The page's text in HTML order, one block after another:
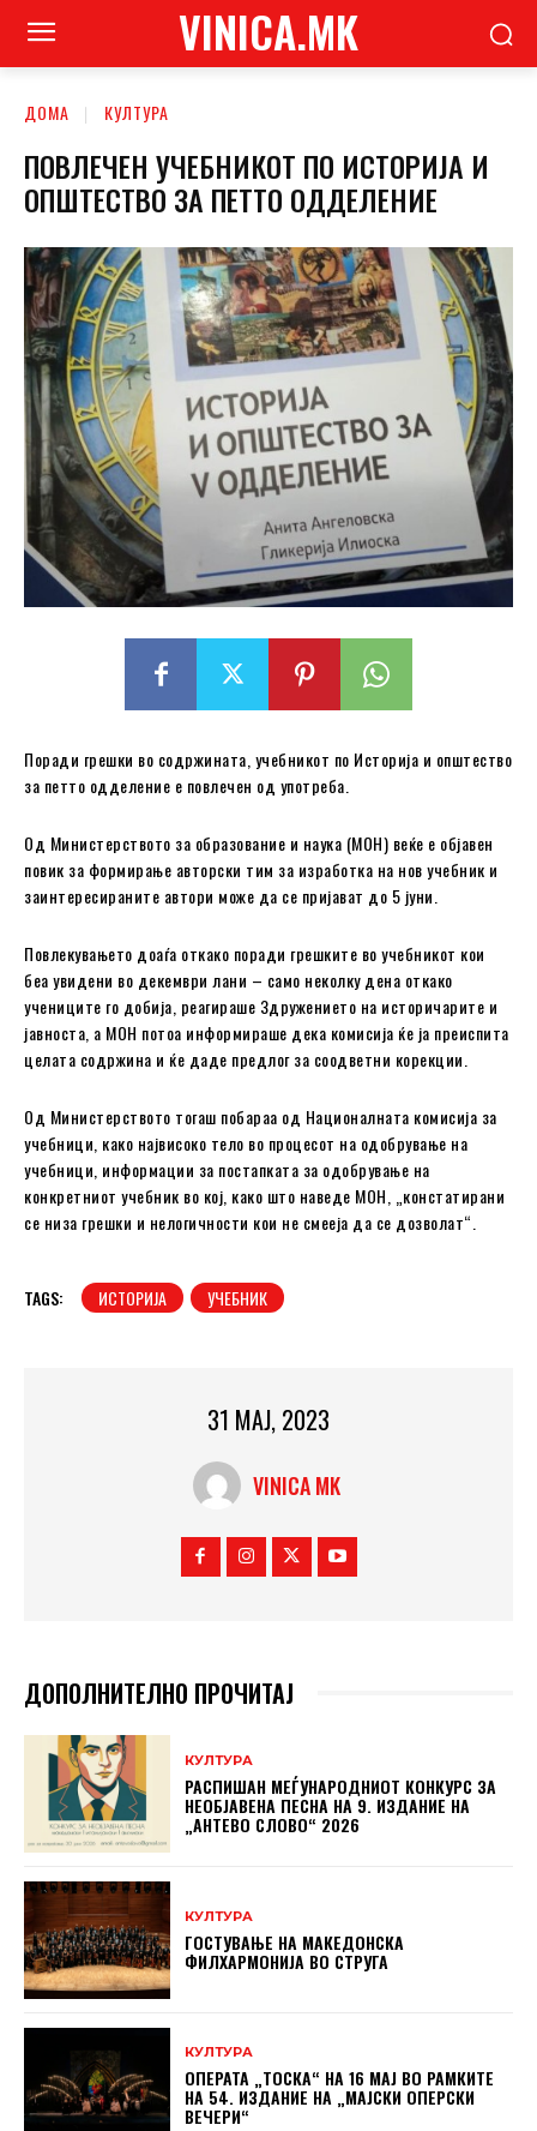
VINICA.MK
ДОМА КУЛТУРА
ПОВЛЕЧЕН УЧЕБНИКОТ ПО ИСТОРИЈА И
ОПШТЕСТВО ЗА ПЕТТО ОДДЕЛЕНИЕ
Поради грешки во содржината, учебникот по Историја и општество
за петто одделение е повлечен од употреба.
Од Министерството за образование и наука (МОН) веќе е објавен
повик за формирање авторски тим за изработка на нов учебник и
заинтересираните автори може да се пријават до 5 јуни.
Повлекувањето доаѓа откако поради грешките во учебникот кои
беа увидени во декември лани – само неколку дена откако
учениците го добија, реагираше Здружението на историчарите и
јавноста, а МОН потоа информираше дека комисија ќе ја преиспита
целата содржина и ќе даде предлог за соодветни корекции.
Од Министерството тогаш побараа од Националната комисија за
учебници, како највисоко тело во процесот на одобрување на
учебници, информации за постапката за одобрување на
конкретниот учебник во кој, како што наведе МОН, „констатирани
се низа грешки и нелогичности кои не смееја да се дозволат“.
TAGS: ИСТОРИЈА УЧЕБНИК
31 МАЈ, 2023
VINICA MK
ДОПОЛНИТЕЛНО ПРОЧИТАЈ
КУЛТУРА
РАСПИШАН МЕЃУНАРОДНИОТ КОНКУРС ЗА
НЕОБЈАВЕНА ПЕСНА НА 9. ИЗДАНИЕ НА
„АНТЕВО СЛОВО“ 2026
КУЛТУРА
ГОСТУВАЊЕ НА МАКЕДОНСКА
ФИЛХАРМОНИЈА ВО СТРУГА
КУЛТУРА
ОПЕРАТА „ТОСКА“ НА 16 МАЈ ВО РАМКИТЕ
НА 54. ИЗДАНИЕ НА „МАЈСКИ ОПЕРСКИ
ВЕЧЕРИ“